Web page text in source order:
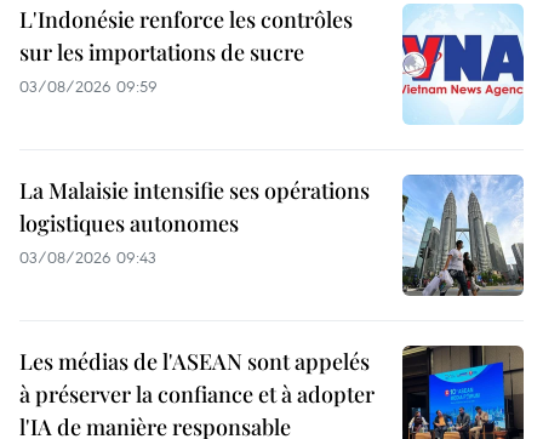
L'Indonésie renforce les contrôles
sur les importations de sucre
03/08/2026 09:59
La Malaisie intensifie ses opérations
logistiques autonomes
03/08/2026 09:43
Les médias de l'ASEAN sont appelés
à préserver la confiance et à adopter
l'IA de manière responsable